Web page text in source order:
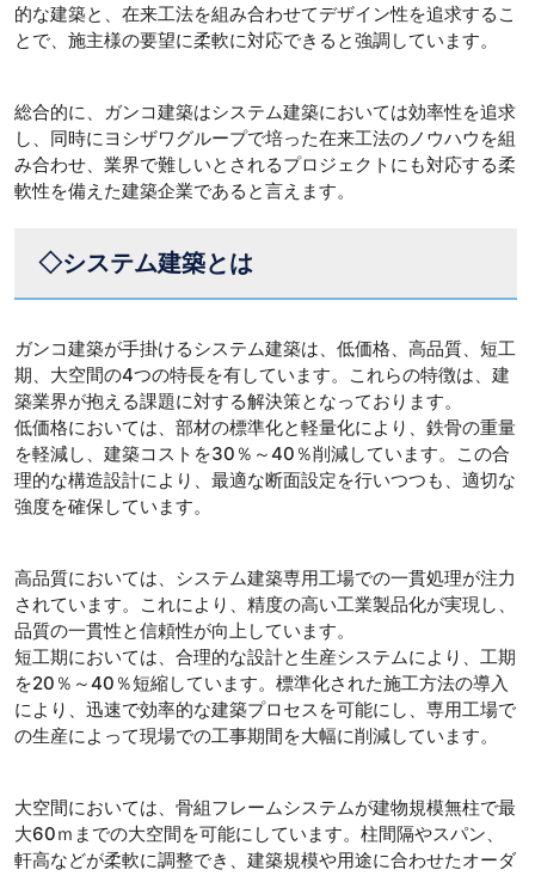
的な建築と、在来工法を組み合わせてデザイン性を追求するこ
とで、施主様の要望に柔軟に対応できると強調しています。
総合的に、ガンコ建築はシステム建築においては効率性を追求
し、同時にヨシザワグループで培った在来工法のノウハウを組
み合わせ、業界で難しいとされるプロジェクトにも対応する柔
軟性を備えた建築企業であると言えます。
◇システム建築とは
ガンコ建築が手掛けるシステム建築は、低価格、高品質、短工
期、大空間の4つの特長を有しています。これらの特徴は、建
築業界が抱える課題に対する解決策となっております。
低価格においては、部材の標準化と軽量化により、鉄骨の重量
を軽減し、建築コストを30％～40％削減しています。この合
理的な構造設計により、最適な断面設定を行いつつも、適切な
強度を確保しています。
高品質においては、システム建築専用工場での一貫処理が注力
されています。これにより、精度の高い工業製品化が実現し、
品質の一貫性と信頼性が向上しています。
短工期においては、合理的な設計と生産システムにより、工期
を20％～40％短縮しています。標準化された施工方法の導入
により、迅速で効率的な建築プロセスを可能にし、専用工場で
の生産によって現場での工事期間を大幅に削減しています。
大空間においては、骨組フレームシステムが建物規模無柱で最
大60ｍまでの大空間を可能にしています。柱間隔やスパン、
軒高などが柔軟に調整でき、建築規模や用途に合わせたオーダ